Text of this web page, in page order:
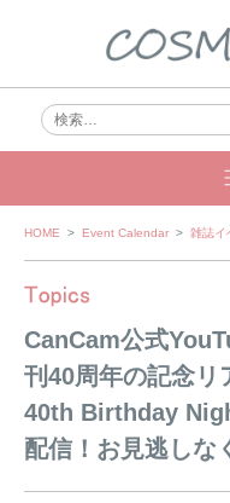
Skip
HOME > Event Calendar > 雑誌イ
CanCam公式
刊40周年の記念リ
40th Birthday
配信！お見逃しな